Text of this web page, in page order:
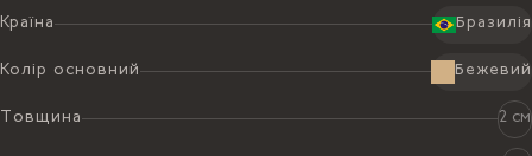
4.95м 70552.35 ₴
KALAHARI КВАРЦИТ 2 CM
3.3 x 1.5 м 14253.00 ₴ /м
Країна Бразилія
Колір основний Бежевий
Товщина 2 см